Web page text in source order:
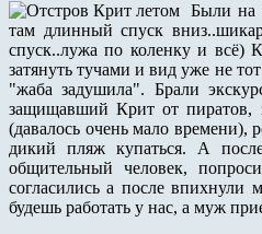
Были на
там длинный спуск
спуск..лужа по коленку и всё)
затянуть тучами и вид уже не
"жаба задушила". Брали
защищавший Крит от пиратов,
(давалось очень мало времени),
дикий пляж купаться. А
общительный человек,
согласились а после впихнули
будешь работать у нас, а муж